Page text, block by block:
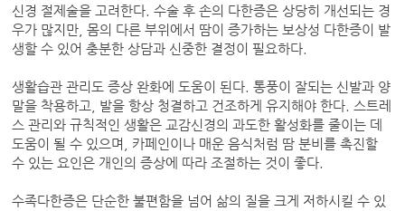
신경 절제술을 고려한다. 수술 후 손의 다한증은 상당히 개선되는 경
우가 많지만, 몸의 다른 부위에서 땀이 증가하는 보상성 다한증이 발
생할 수 있어 충분한 상담과 신중한 결정이 필요하다.
생활습관 관리도 증상 완화에 도움이 된다. 통풍이 잘되는 신발과 양
말을 착용하고, 발을 항상 청결하고 건조하게 유지해야 한다. 스트레
스 관리와 규칙적인 생활은 교감신경의 과도한 활성화를 줄이는 데
도움이 될 수 있으며, 카페인이나 매운 음식처럼 땀 분비를 촉진할
수 있는 요인은 개인의 증상에 따라 조절하는 것이 좋다.
수족다한증은 단순한 불편함을 넘어 삶의 질을 크게 저하시킬 수 있